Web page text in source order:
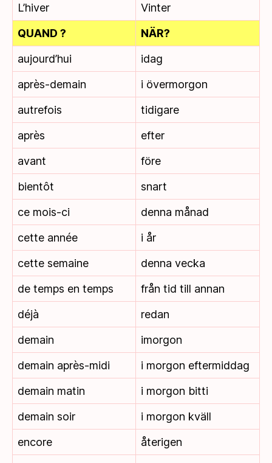
L’hiver
Vinter
QUAND ?
NÄR?
aujourd’hui
idag
après-demain
i övermorgon
autrefois
tidigare
après
efter
avant
före
bientôt
snart
ce mois-ci
denna månad
cette année
i år
cette semaine
denna vecka
de temps en temps
från tid till annan
déjà
redan
demain
imorgon
demain après-midi
i morgon eftermiddag
demain matin
i morgon bitti
demain soir
i morgon kväll
encore
återigen